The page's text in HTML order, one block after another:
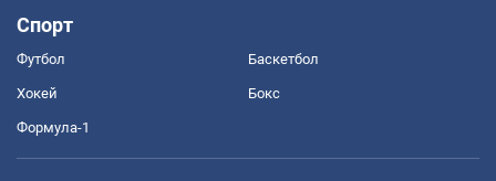
Спорт
Футбол Баскетбол
Хокей Бокс
Формула-1